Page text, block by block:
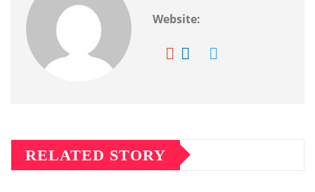
Website:
RELATED STORY